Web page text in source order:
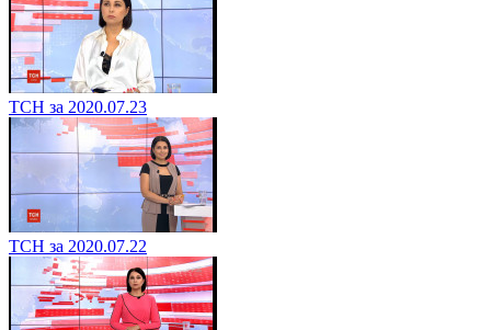
ТСН за 2020.07.23
ТСН за 2020.07.22